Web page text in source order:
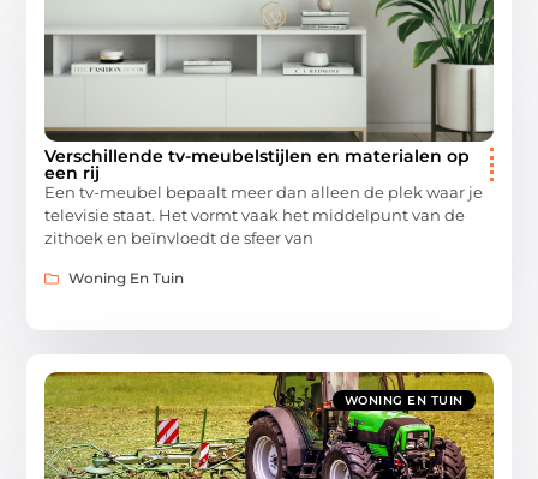
Verschillende tv-meubelstijlen en materialen op
een rij
Een tv-meubel bepaalt meer dan alleen de plek waar je
televisie staat. Het vormt vaak het middelpunt van de
zithoek en beïnvloedt de sfeer van
Woning En Tuin
WONING EN TUIN